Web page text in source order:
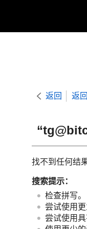
返回 返
找不到任何结果
搜索提示：
检查拼写。
尝试使用更
尝试使用